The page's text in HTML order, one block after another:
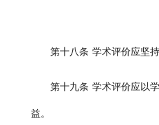
第十八条 学术评价应坚
第十九条 学术评价应以
益。